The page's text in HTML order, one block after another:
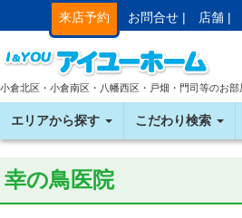
来店予約 お問合せ | 店舗 |
小倉北区・小倉南区・八幡西区・戸畑・門司等のお部
エリアから探す こだわり検索
幸の鳥医院